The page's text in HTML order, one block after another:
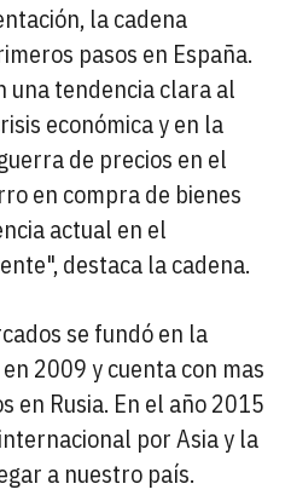
la cadena
pasos en España.
una tendencia clara al
económica y en la
de precios en el
en compra de bienes
actual en el
destaca la cadena.
se fundó en la
en 2009 y cuenta con mas
en Rusia. En el año 2015
por Asia y la
a nuestro país.